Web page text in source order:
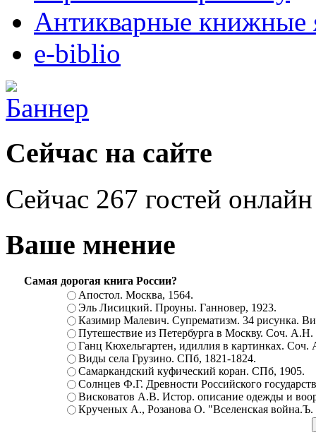
Антикварные книжные
e-biblio
Сейчас на сайте
Сейчас 267 гостей онлайн
Ваше мнение
Самая дорогая книга России?
Апостол. Москва, 1564.
Эль Лисицкий. Проуны. Ганновер, 1923.
Казимир Малевич. Супрематизм. 34 рисунка.
Путешествие из Петербурга в Москву. Соч.
Ганц Кюхельгартен, идиллия в картинках.
Виды села Грузино. СПб, 1821-1824.
Самаркандский куфический коран. СПб, 1905.
Солнцев Ф.Г. Древности Российского
Висковатов А.В. Истор. описание одежды и
Крученых А., Розанова О. "Вселенская